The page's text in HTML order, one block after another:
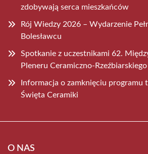
zdobywają serca mieszkańców
Rój Wiedzy 2026 – Wydarzenie
Bolesławcu
Spotkanie z uczestnikami 62.
Pleneru Ceramiczno-Rzeźbiarskiego
Informacja o zamknięciu programu
Święta Ceramiki
O NAS